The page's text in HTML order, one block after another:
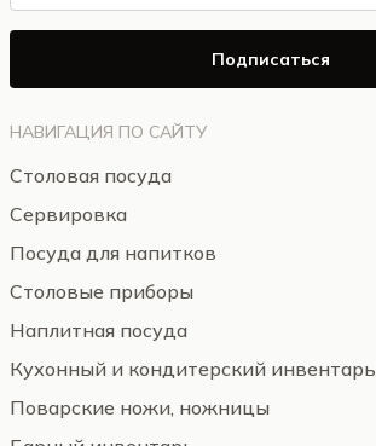
НАВИГАЦИЯ ПО САЙТУ
Столовая посуда
Сервировка
Посуда для напитков
Столовые приборы
Наплитная посуда
Кухонный и кондитерский инвентарь
Поварские ножи, ножницы
Подписаться